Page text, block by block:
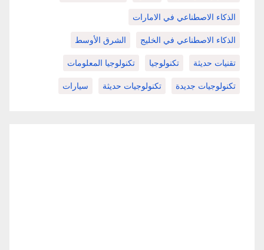
الذكاء الاصطناعي في الامارات
الذكاء الاصطناعي في الخليج الشرق الأوسط
تقنيات حديثة تكنولوجيا تكنولوجيا المعلومات
تكنولوجيات جديدة تكنولوجيات حديثة سيارات